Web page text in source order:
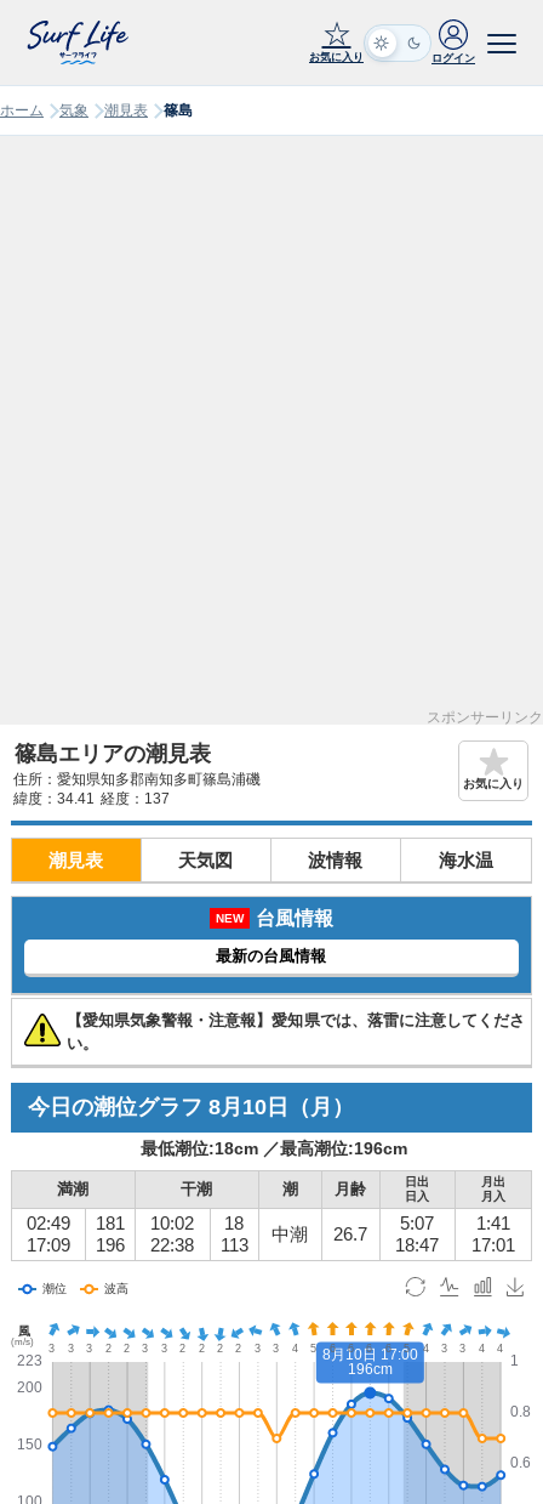
☆
お気に入り ログイン
ホーム 気象 潮見表 篠島
スポンサーリンク
篠島エリアの潮見表
住所：愛知県知多郡南知多町篠島浦磯
緯度：34.41 経度：137
お気に入り
潮見表 天気図 波情報 海水温
NEW 台風情報
最新の台風情報
【愛知県気象警報・注意報】愛知県では、落雷に注意してくださ
い。
今日の潮位グラフ 8月10日 （月）
最低潮位:18cm ／最高潮位:196cm
満潮 干潮 潮 月齢
日出
日入
月出
月入
02:49
17:09
181
196
10:02
22:38
18
113
中潮 26.7
5:07
18:47
1:41
17:01